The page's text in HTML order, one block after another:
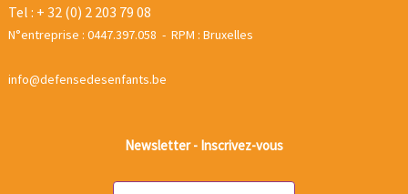
Tel : + 32 (0) 2 203 79 08
N°entreprise : 0447.397.058 - RPM : Bruxelles
info@defensedesenfants.be
Newsletter - Inscrivez-vous